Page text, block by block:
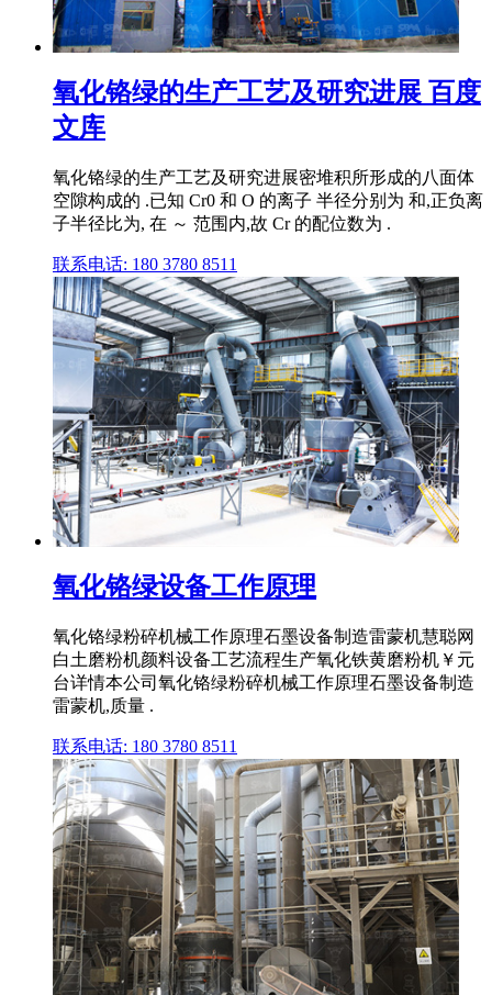
氧化铬绿的生产工艺及研究进展 百度
文库
氧化铬绿的生产工艺及研究进展密堆积所形成的八面体
空隙构成的 .已知 Cr0 和 O 的离子 半径分别为 和,正负离
子半径比为, 在 ～ 范围内,故 Cr 的配位数为 .
联系电话: 180 3780 8511
氧化铬绿设备工作原理
氧化铬绿粉碎机械工作原理石墨设备制造雷蒙机慧聪网
白土磨粉机颜料设备工艺流程生产氧化铁黄磨粉机￥元
台详情本公司氧化铬绿粉碎机械工作原理石墨设备制造
雷蒙机,质量 .
联系电话: 180 3780 8511